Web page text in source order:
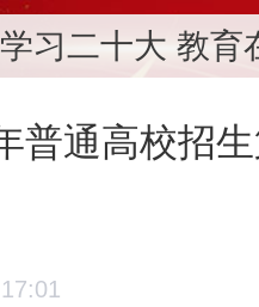
学习二十大 教育
普通高校招